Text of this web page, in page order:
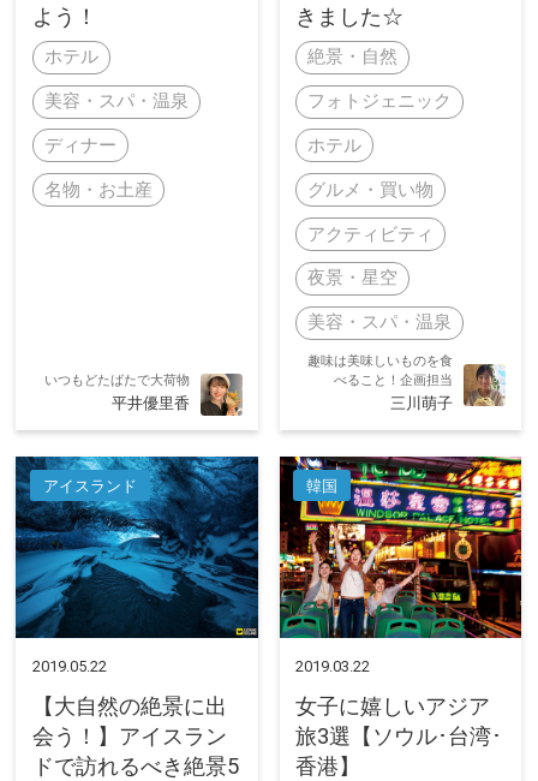
よう！
ホテル
美容・スパ・温泉
ディナー
名物・お土産
いつもどたばたで大荷物
平井優里香
きました☆
絶景・自然
フォトジェニック
ホテル
グルメ・買い物
アクティビティ
夜景・星空
美容・スパ・温泉
趣味は美味しいものを食
べること！企画担当
三川萌子
アイスランド
2019.05.22
【大自然の絶景に出
会う！】アイスラン
ドで訪れるべき絶景5
韓国
2019.03.22
女子に嬉しいアジア
旅3選【ソウル･台湾･
香港】